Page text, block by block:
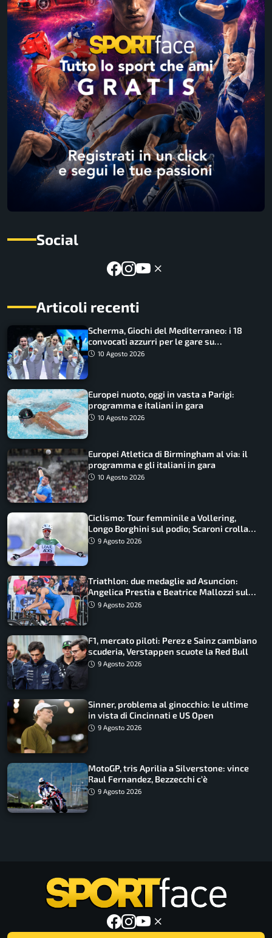
Social
Articoli recenti
Scherma, Giochi del Mediterraneo: i 18
convocati azzurri per le gare su
SportFaceTV
10 Agosto 2026
Europei nuoto, oggi in vasta a Parigi:
programma e italiani in gara
10 Agosto 2026
Europei Atletica di Birmingham al via: il
programma e gli italiani in gara
10 Agosto 2026
Ciclismo: Tour femminile a Vollering,
Longo Borghini sul podio; Scaroni crolla
in Polonia
9 Agosto 2026
Triathlon: due medaglie ad Asuncion:
Angelica Prestia e Beatrice Mallozzi sul
podio
9 Agosto 2026
F1, mercato piloti: Perez e Sainz cambiano
scuderia, Verstappen scuote la Red Bull
9 Agosto 2026
Sinner, problema al ginocchio: le ultime
in vista di Cincinnati e US Open
9 Agosto 2026
MotoGP, tris Aprilia a Silverstone: vince
Raul Fernandez, Bezzecchi c’è
9 Agosto 2026